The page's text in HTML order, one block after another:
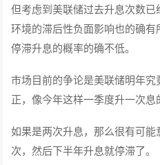
但考虑到美联储过去升息次数
环境的滞后性负面影响也的确
停滞升息的概率的确不低。
市场目前的争论是美联储明年
正，像今年这样一季度升一次息
如果是两次升息，那么很有可
次，然后下半年升息就停滞了。